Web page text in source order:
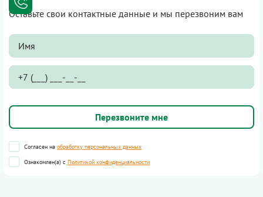
Оставьте свои контактные данные и мы перезвоним вам
Согласен на обработку персональных данных
Ознакомлен(а) с Политикой конфиденциальности